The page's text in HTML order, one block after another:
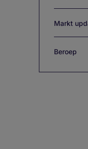
Markt
Beroep